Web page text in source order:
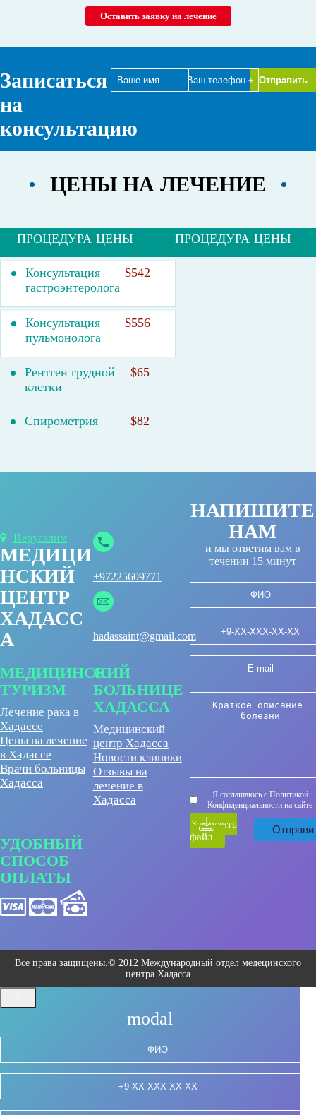
Оставить заявку на лечение
Записаться
на
консультацию
ЦЕНЫ НА ЛЕЧЕНИЕ
ПРОЦЕДУРА ЦЕНЫ ПРОЦЕДУРА ЦЕНЫ
Консультация
гастроэнтеролога
$542
Консультация
пульмонолога
$556
Рентген грудной
клетки
$65
Спирометрия $82
Иерусалим
МЕДИЦИ
НСКИЙ
ЦЕНТР
ХАДАСС
А
+97225609771
hadassaint@gmail.com
МЕДИЦИНСКИЙ
ТУРИЗМ
Лечение рака в
Хадассе
Цены на лечение
в Хадассе
Врачи больницы
Хадасса
О
БОЛЬНИЦЕ
ХАДАССА
Медицинский
центр Хадасса
Новости клиники
Отзывы на
лечение в
Хадасса
УДОБНЫЙ
СПОСОБ
ОПЛАТЫ
НАПИШИТЕ
НАМ
и мы ответим вам в
течении 15 минут
Я соглашаюсь с Политикой
Конфиденциальности на сайте
Загрузить
файл
Все права защищены.© 2012 Международный отдел медецинского
центра Хадасса
modal